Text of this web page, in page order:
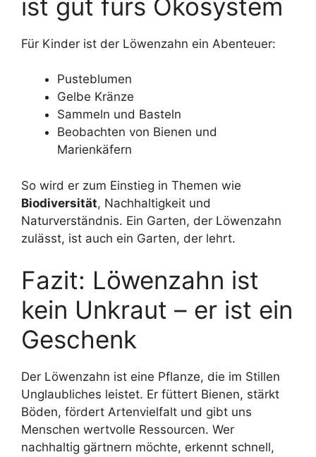
ist gut fürs Ökosystem
Für Kinder ist der Löwenzahn ein Abenteuer:
Pusteblumen
Gelbe Kränze
Sammeln und Basteln
Beobachten von Bienen und
Marienkäfern
So wird er zum Einstieg in Themen wie
Biodiversität, Nachhaltigkeit und
Naturverständnis. Ein Garten, der Löwenzahn
zulässt, ist auch ein Garten, der lehrt.
Fazit: Löwenzahn ist
kein Unkraut – er ist ein
Geschenk
Der Löwenzahn ist eine Pflanze, die im Stillen
Unglaubliches leistet. Er füttert Bienen, stärkt
Böden, fördert Artenvielfalt und gibt uns
Menschen wertvolle Ressourcen. Wer
nachhaltig gärtnern möchte, erkennt schnell,